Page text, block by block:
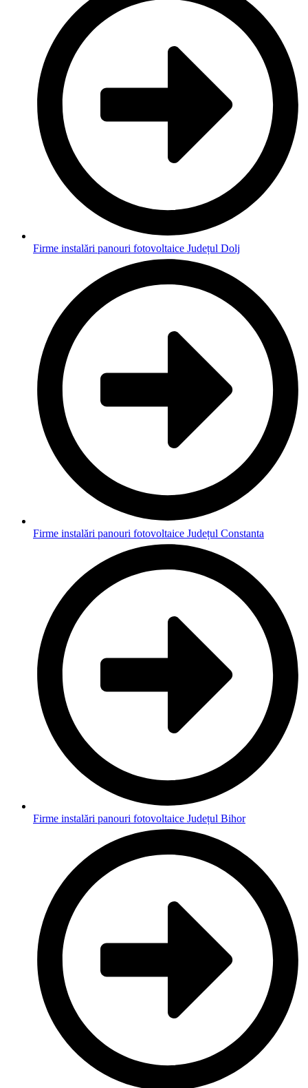
Firme instalări panouri fotovoltaice Județul Dolj
Firme instalări panouri fotovoltaice Județul Constanta
Firme instalări panouri fotovoltaice Județul Bihor